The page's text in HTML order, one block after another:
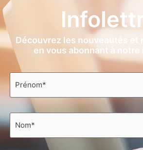
Découvrez les nouveautés et
en vous abonnant à
Prénom
Nom